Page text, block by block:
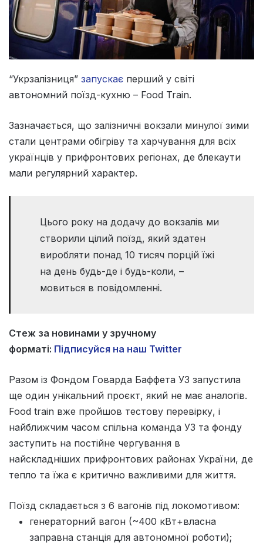
“Укрзалізниця” запускає перший у світі
автономний поїзд-кухню – Food Train.
Зазначається, що залізничні вокзали минулої зими
стали центрами обігріву та харчування для всіх
українців у прифронтових регіонах, де блекаути
мали регулярний характер.
Цього року на додачу до вокзалів ми
створили цілий поїзд, який здатен
виробляти понад 10 тисяч порцій їжі
на день будь-де і будь-коли, –
мовиться в повідомленні.
Стеж за новинами у зручному
форматі: Підписуйся на наш Twitter
Разом із Фондом Говарда Баффета УЗ запустила
ще один унікальний проєкт, який не має аналогів.
Food train вже пройшов тестову перевірку, і
найближчим часом спільна команда УЗ та фонду
заступить на постійне чергування в
найскладніших прифронтових районах України, де
тепло та їжа є критично важливими для життя.
Поїзд складається з 6 вагонів під локомотивом:
генераторний вагон (~400 кВт+власна
заправна станція для автономної роботи);